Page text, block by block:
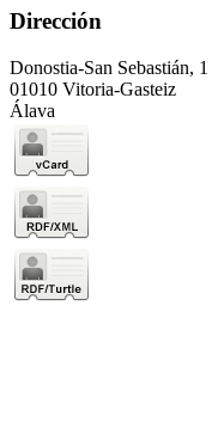
Dirección
Donostia-San Sebastián, 1
01010 Vitoria-Gasteiz
Álava